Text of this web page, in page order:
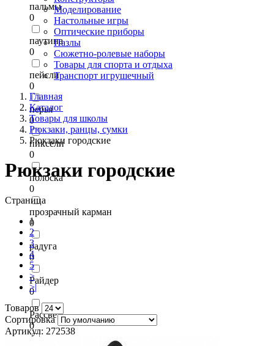
пальмы
0
паутина
0
пейсли
0
перья
0
пиксели
0
полоска
0
прозрачный карман
0
радуга
0
Райдер
0
Рассвет
0
Моделирование
Настольные игры
Оптические приборы
Пазлы
Сюжетно-ролевые наборы
Товары для спорта и отдыха
Транспорт игрушечный
Главная
Каталог
Товары для школы
Рюкзаки, ранцы, сумки
Рюкзаки городские
Рюкзаки городские
Страница
1
2
3
4
5
>
>|
Товаров
Сортировка
Артикул: 272538